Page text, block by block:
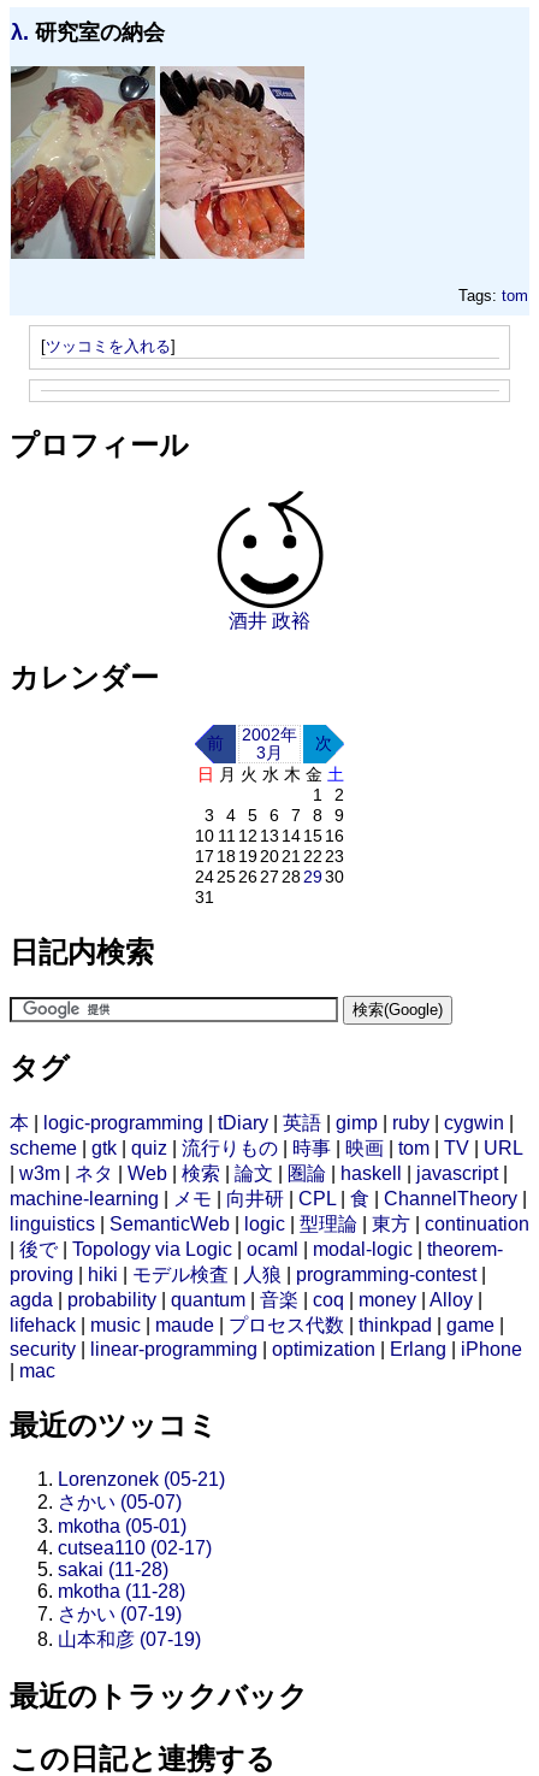
λ. 研究室の納会
Tags: tom
[ツッコミを入れる]
プロフィール
酒井 政裕
カレンダー
前
2002年
3月
次
日 月 火 水 木 金 土
1
2
3
4 5 6 7 8
9
10 1112 13 141516
17 181920212223
24252627282930
31
日記内検索
タグ
本 logic-programming tDiary 英語 gimp ruby cygwin
scheme
gtk quiz 流行りもの 時事 映画 tom TV
URL
w3m ネタ Web 検索 論文 圏論 haskell javascript|
machine-learning
メモ 向井研 CPL 食 ChannelTheory
linguistics
SemanticWeb logic 型理論 東方
continuation
後で| Topology via Logic ocaml modal-logic
theorem-
proving
hiki モデル検査 人狼 programming-contest|
agda
probability quantum 音楽 coq money Alloy
lifehack
music maude プロセス代数 thinkpad game
security
linear-programming optimization Erlang
iPhone
mac
最近のツッコミ
Lorenzonek (05-21)
さかい (05-07)
mkotha (05-01)
cutsea110 (02-17)
sakai (11-28)
mkotha (11-28)
さかい (07-19)
山本和彦 (07-19)
最近のトラックバック
この日記と連携する